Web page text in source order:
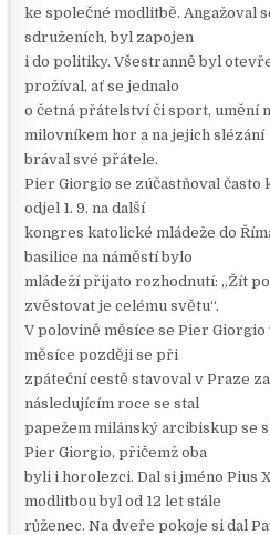
ke společné modlitbě. Angažoval
sdruženích, byl zapojen
i do politiky. Všestranně byl
prožíval, ať se jednalo
o četná přátelství či sport, umění
milovníkem hor a na jejich slézání
brával své přátele.
Pier Giorgio se zúčastňoval často
odjel 1. 9. na další
kongres katolické mládeže do
basilice na náměstí bylo
mládeží přijato rozhodnutí: „Žít
zvěstovat je celému světu“.
V polovině měsíce se Pier
měsíce později se při
zpáteční cestě stavoval v Praze
následujícím roce se stal
papežem milánský arcibiskup se
Pier Giorgio, přičemž oba
byli i horolezci. Dal si jméno Pius
modlitbou byl od 12 let stále
růženec. Na dveře pokoje si dal